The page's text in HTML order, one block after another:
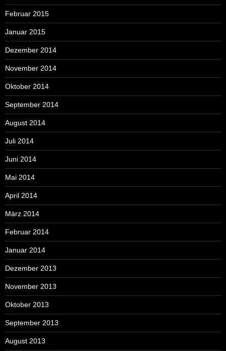
Februar 2015
Januar 2015
Dezember 2014
November 2014
Oktober 2014
September 2014
August 2014
Juli 2014
Juni 2014
Mai 2014
April 2014
März 2014
Februar 2014
Januar 2014
Dezember 2013
November 2013
Oktober 2013
September 2013
August 2013